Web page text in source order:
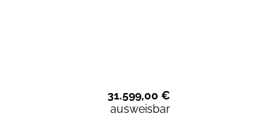
31.599,00 €
ausweisbar